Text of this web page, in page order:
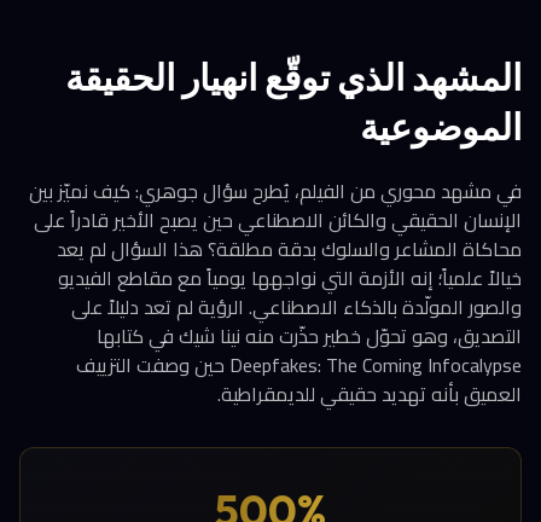
المشهد الذي توقّع انهيار الحقيقة
الموضوعية
في مشهد محوري من الفيلم، يُطرح سؤال جوهري: كيف نميّز بين
الإنسان الحقيقي والكائن الاصطناعي حين يصبح الأخير قادراً على
محاكاة المشاعر والسلوك بدقة مطلقة؟ هذا السؤال لم يعد
خيالاً علمياً؛ إنه الأزمة التي نواجهها يومياً مع مقاطع الفيديو
والصور المولّدة بالذكاء الاصطناعي. الرؤية لم تعد دليلاً على
التصديق، وهو تحوّل خطير حذّرت منه نينا شيك في كتابها
Deepfakes: The Coming Infocalypse حين وصفت التزييف
العميق بأنه تهديد حقيقي للديمقراطية.
500%